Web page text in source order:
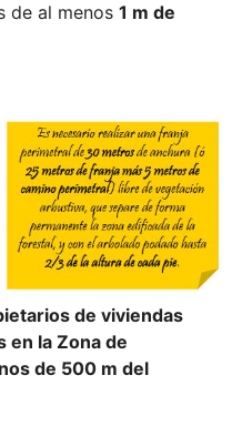
de al menos1 m de
de viviendas
en la Zona de
de 500 m del